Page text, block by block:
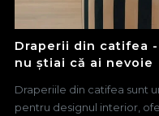
Draperii din catifea
nu știai că ai nevoie
Draperiile din catifea sunt
pentru designul interior,